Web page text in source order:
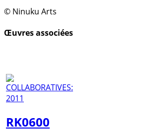
© Ninuku Arts
Œuvres associées
RK0600